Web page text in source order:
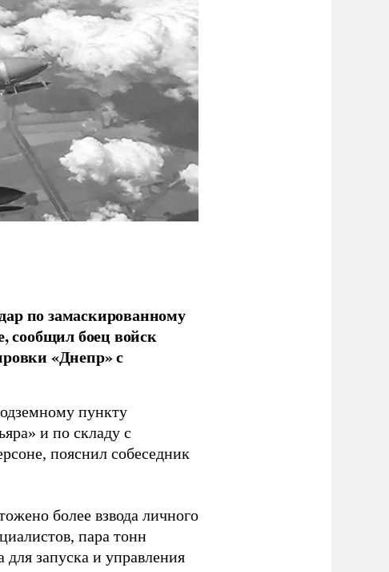
по замаскированному
сообщил боец войск
«Днепр» с
пункту
и по складу с
пояснил собеседник
более взвода личного
пара тонн
запуска и управления